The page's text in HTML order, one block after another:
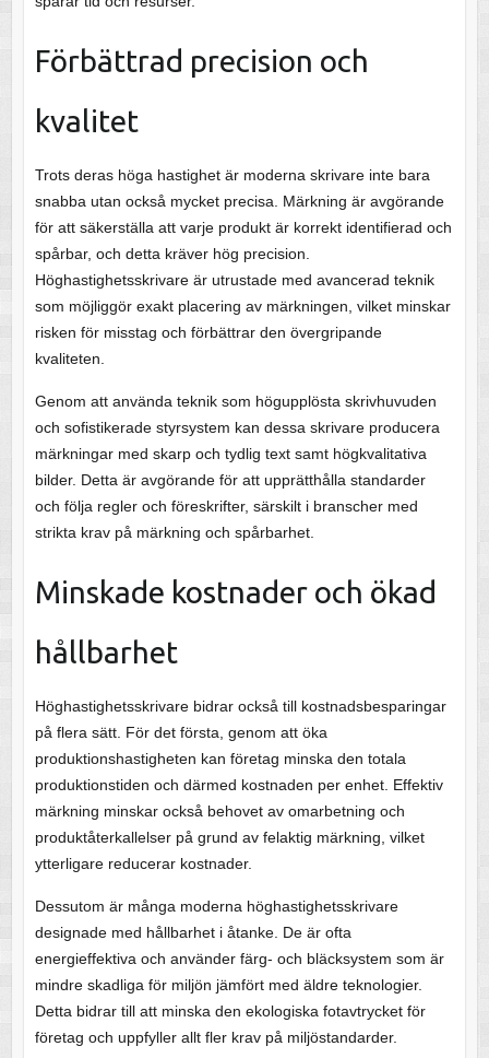
Förbättrad precision och
kvalitet
Trots deras höga hastighet är moderna skrivare inte bara
snabba utan också mycket precisa. Märkning är avgörande
för att säkerställa att varje produkt är korrekt identifierad och
spårbar, och detta kräver hög precision.
Höghastighetsskrivare är utrustade med avancerad teknik
som möjliggör exakt placering av märkningen, vilket minskar
risken för misstag och förbättrar den övergripande
kvaliteten.
Genom att använda teknik som högupplösta skrivhuvuden
och sofistikerade styrsystem kan dessa skrivare producera
märkningar med skarp och tydlig text samt högkvalitativa
bilder. Detta är avgörande för att upprätthålla standarder
och följa regler och föreskrifter, särskilt i branscher med
strikta krav på märkning och spårbarhet.
Minskade kostnader och ökad
hållbarhet
Höghastighetsskrivare bidrar också till kostnadsbesparingar
på flera sätt. För det första, genom att öka
produktionshastigheten kan företag minska den totala
produktionstiden och därmed kostnaden per enhet. Effektiv
märkning minskar också behovet av omarbetning och
produktåterkallelser på grund av felaktig märkning, vilket
ytterligare reducerar kostnader.
Dessutom är många moderna höghastighetsskrivare
designade med hållbarhet i åtanke. De är ofta
energieffektiva och använder färg- och bläcksystem som är
mindre skadliga för miljön jämfört med äldre teknologier.
Detta bidrar till att minska den ekologiska fotavtrycket för
företag och uppfyller allt fler krav på miljöstandarder.